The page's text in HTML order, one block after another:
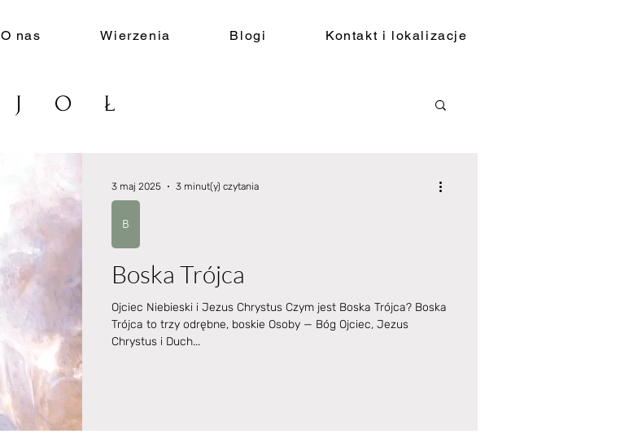
O nas Wierzenia Blogi Kontakt i lokalizacje
J O Ł
Boska Trójca
Ojciec Niebieski i Jezus Chrystus Czym jest Boska Trójca? Boska
Trójca to trzy odrębne, boskie Osoby — Bóg Ojciec, Jezus
Chrystus i Duch...
B
3 maj 2025 3 minut(y) czytania